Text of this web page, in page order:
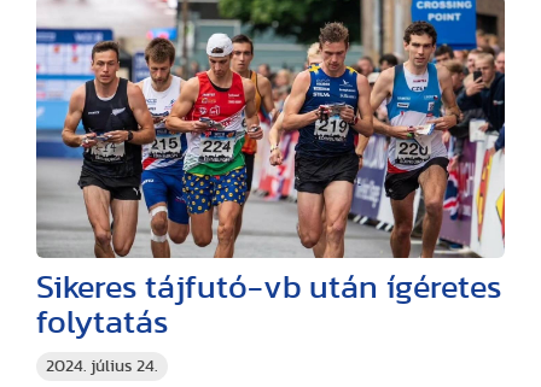
2024. július 24.
Sikeres tájfutó-vb után ígéretes
folytatás